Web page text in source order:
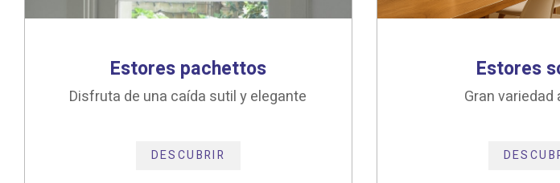
Estores pachettos
Disfruta de una caída sutil y elegante
DESCUBRIR
Estores
Gran variedad